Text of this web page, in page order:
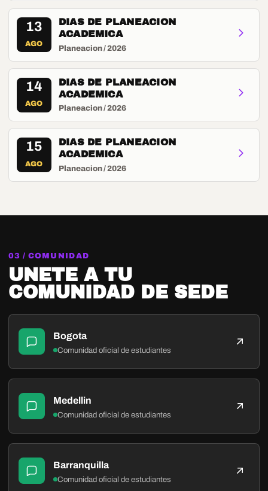
13
AGO
DIAS DE PLANEACION
ACADEMICA
Planeacion / 2026
14
AGO
DIAS DE PLANEACION
ACADEMICA
Planeacion / 2026
15
AGO
DIAS DE PLANEACION
ACADEMICA
Planeacion / 2026
03 / COMUNIDAD
UNETE A TU
COMUNIDAD DE SEDE
Bogota
Comunidad oficial de estudiantes
Medellin
Comunidad oficial de estudiantes
Barranquilla
Comunidad oficial de estudiantes